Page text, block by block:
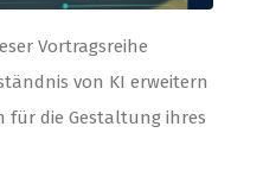
Vortragsreihe
von KI erweitern
für die Gestaltung ihres